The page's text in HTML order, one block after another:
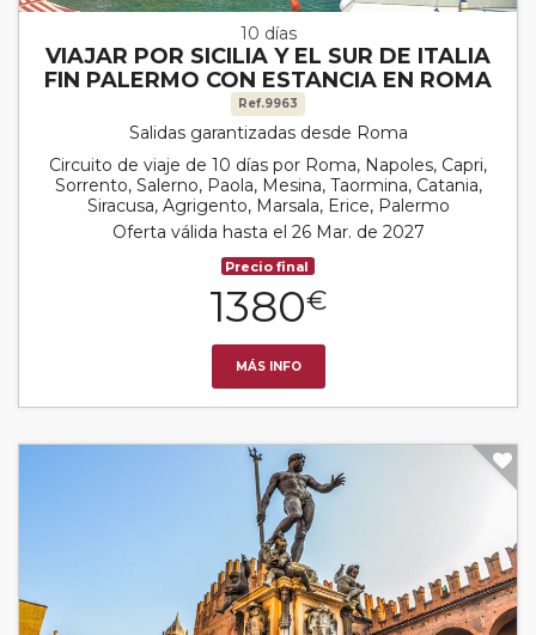
10 días
VIAJAR POR SICILIA Y EL SUR DE ITALIA
FIN PALERMO CON ESTANCIA EN ROMA
Ref.9963
Salidas garantizadas desde Roma
Circuito de viaje de 10 días por Roma, Napoles, Capri,
Sorrento, Salerno, Paola, Mesina, Taormina, Catania,
Siracusa, Agrigento, Marsala, Erice, Palermo
Oferta válida hasta el 26 Mar. de 2027
Precio final
1380€
MÁS INFO